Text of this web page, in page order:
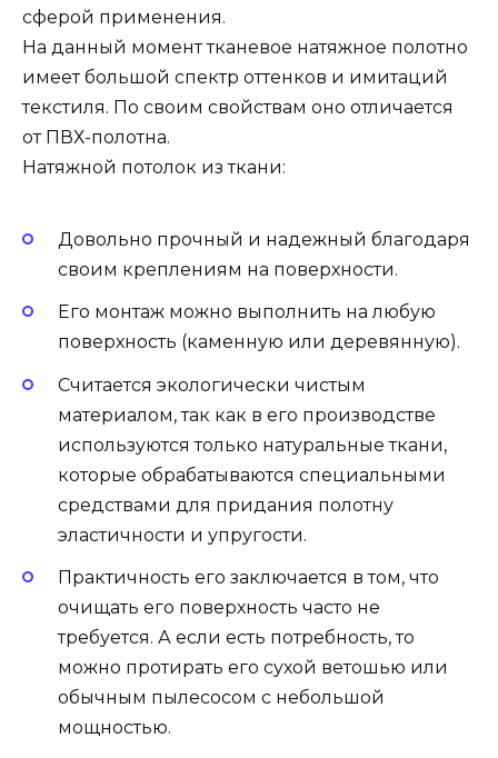
сферой применения.
На данный момент тканевое натяжное полотно
имеет большой спектр оттенков и имитаций
текстиля. По своим свойствам оно отличается
от ПВХ-полотна.
Натяжной потолок из ткани:
Довольно прочный и надежный благодаря
своим креплениям на поверхности.
Его монтаж можно выполнить на любую
поверхность (каменную или деревянную).
Считается экологически чистым
материалом, так как в его производстве
используются только натуральные ткани,
которые обрабатываются специальными
средствами для придания полотну
эластичности и упругости.
Практичность его заключается в том, что
очищать его поверхность часто не
требуется. А если есть потребность, то
можно протирать его сухой ветошью или
обычным пылесосом с небольшой
мощностью.